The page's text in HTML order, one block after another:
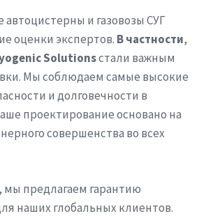
и газовозы СУГ
оценки экспертов. В частности,
Solutionsстали важным
Мы соблюдаем самые высокие
и долговечности в
проектирование основано на
совершенства во всех
, мы предлагаем гарантию
наших глобальных клиентов.